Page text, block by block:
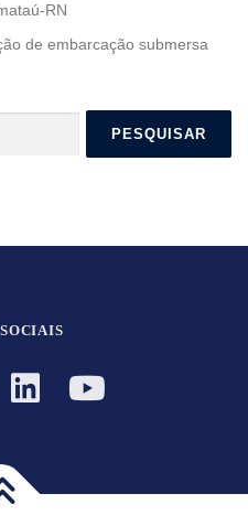
RN
de embarcação submersa